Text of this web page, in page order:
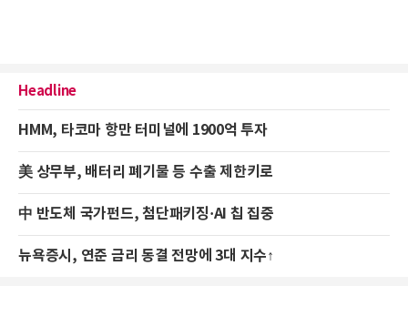
Headline
HMM, 타코마 항만 터미널에 1900억 투자
美 상무부, 배터리 폐기물 등 수출 제한키로
中 반도체 국가펀드, 첨단패키징·AI 칩 집중
뉴욕증시, 연준 금리 동결 전망에 3대 지수↑